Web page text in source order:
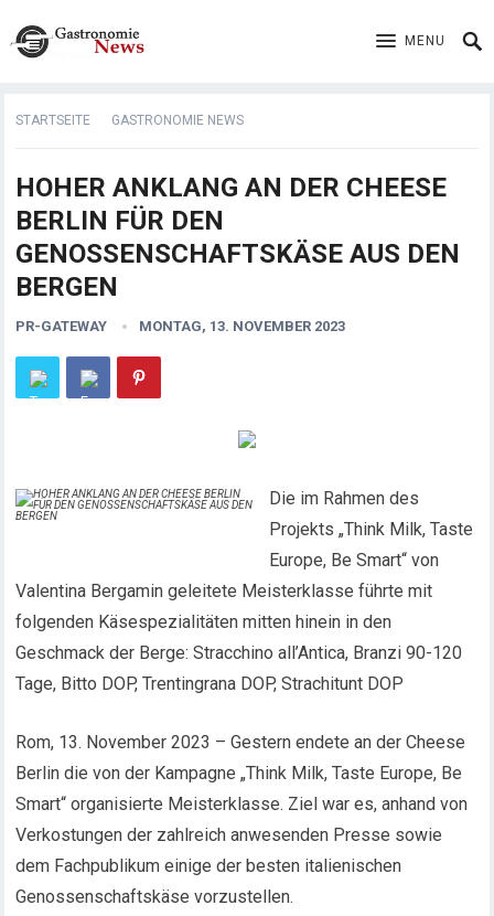
MENU
STARTSEITE GASTRONOMIE NEWS
HOHER ANKLANG AN DER CHEESE
BERLIN FÜR DEN
GENOSSENSCHAFTSKÄSE AUS DEN
BERGEN
PR-GATEWAY MONTAG, 13. NOVEMBER 2023
Die im Rahmen des
Projekts „Think Milk, Taste
Europe, Be Smart“ von
Valentina Bergamin geleitete Meisterklasse führte mit
folgenden Käsespezialitäten mitten hinein in den
Geschmack der Berge: Stracchino all’Antica, Branzi 90-120
Tage, Bitto DOP, Trentingrana DOP, Strachitunt DOP
Rom, 13. November 2023 – Gestern endete an der Cheese
Berlin die von der Kampagne „Think Milk, Taste Europe, Be
Smart“ organisierte Meisterklasse. Ziel war es, anhand von
Verkostungen der zahlreich anwesenden Presse sowie
dem Fachpublikum einige der besten italienischen
Genossenschaftskäse vorzustellen.